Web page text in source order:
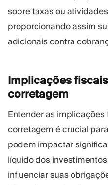
sobre taxas ou
proporcionando assim
adicionais contra
Implicações
corretagem
Entender as implicações
corretagem é crucial
podem impactar
líquido dos
influenciar suas